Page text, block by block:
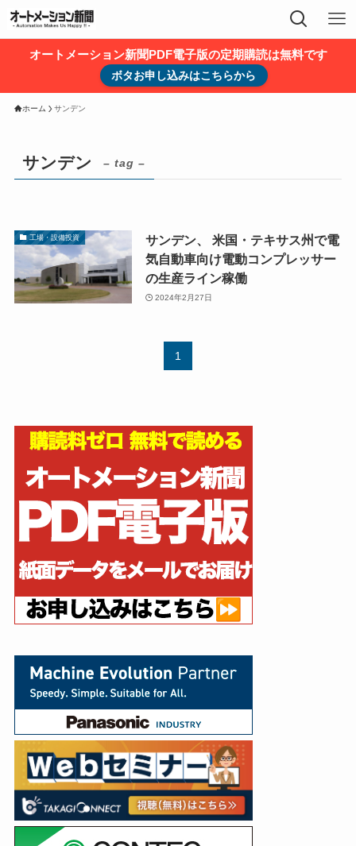
オートメーション新聞PDF電子版の定期購読は無料です
ボタお申し込みはこちらから
ホーム サンデン
サンデン – tag –
工場・設備投資
サンデン、 米国・テキサス州で電
気自動車向け電動コンプレッサー
の生産ライン稼働
2024年2月27日
1